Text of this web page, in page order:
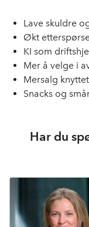
Lave skuldre
Økt
KI som
Mer å velge i
Mersalg
Snacks og
Har du